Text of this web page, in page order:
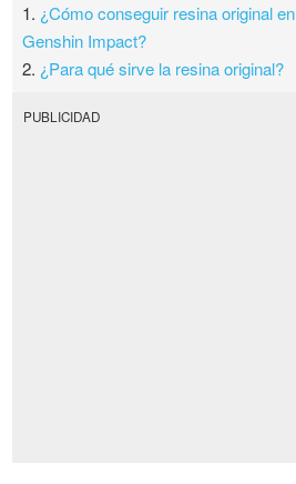
1. ¿Cómo conseguir resina original en
Genshin Impact?
2. ¿Para qué sirve la resina original?
PUBLICIDAD